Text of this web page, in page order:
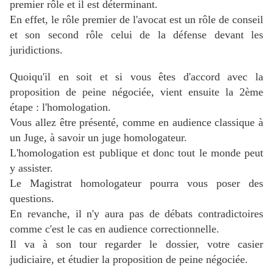
premier rôle et il est déterminant.
En effet, le rôle premier de l'avocat est un rôle de conseil
et son second rôle celui de la défense devant les
juridictions.
Quoiqu'il en soit et si vous êtes d'accord avec la
proposition de peine négociée, vient ensuite la 2ème
étape : l'homologation.
Vous allez être présenté, comme en audience classique à
un Juge, à savoir un juge homologateur.
L'homologation est publique et donc tout le monde peut
y assister.
Le Magistrat homologateur pourra vous poser des
questions.
En revanche, il n'y aura pas de débats contradictoires
comme c'est le cas en audience correctionnelle.
Il va à son tour regarder le dossier, votre casier
judiciaire, et étudier la proposition de peine négociée.